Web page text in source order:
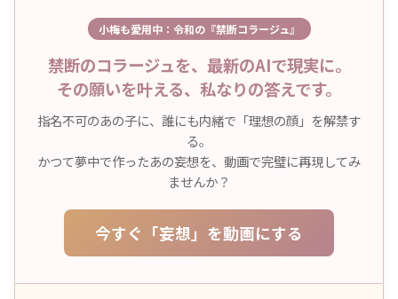
小梅も愛用中：令和の『禁断コラージュ』
禁断のコラージュを、最新のAIで現実に。
その願いを叶える、私なりの答えです。
指名不可のあの子に、誰にも内緒で「理想の顔」を解禁す
る。
かつて夢中で作ったあの妄想を、動画で完璧に再現してみ
ませんか？
今すぐ「妄想」を動画にする